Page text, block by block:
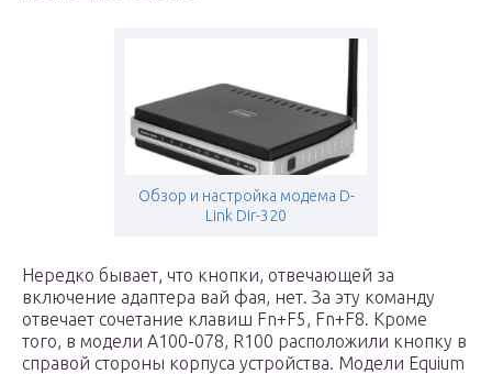
Обзор и настройка модема D-
Link Dir-320
Нередко бывает, что кнопки, отвечающей за
включение адаптера вай фая, нет. За эту команду
отвечает сочетание клавиш Fn+F5, Fn+F8. Кроме
того, в модели A100-078, R100 расположили кнопку в
справой стороны корпуса устройства. Модели Equium